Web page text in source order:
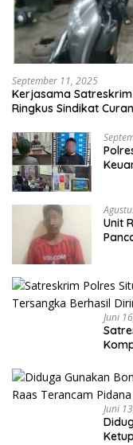
September 11, 2025
Kerjasama
Ringkus Sindikat
Unit
Juni
Juni